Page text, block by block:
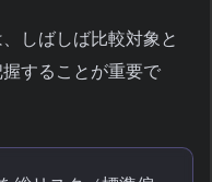
しばしば比較対象と
することが重要で